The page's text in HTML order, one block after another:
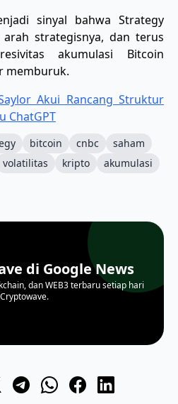
sinyal bahwa Strategy
strategisnya, dan terus
akumulasi Bitcoin
memburuk.
Akui Rancang Struktur
ChatGPT
bitcoin cnbc
saham
volatilitas kripto
akumulasi
di Google News
dan WEB3 terbaru setiap hari